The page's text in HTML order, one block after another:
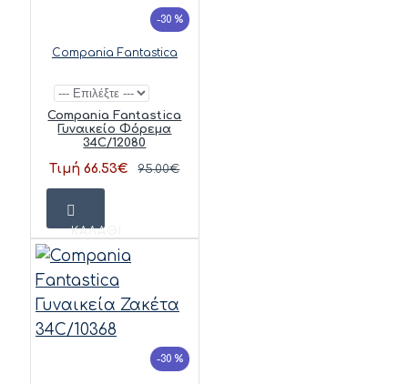
-30 %
Compania Fantastica
Compania Fantastica
Γυναικείο Φόρεμα
34C/12080
Τιμή 66.53€ 95.00€
ΚΑΛΆΘΙ
-30 %